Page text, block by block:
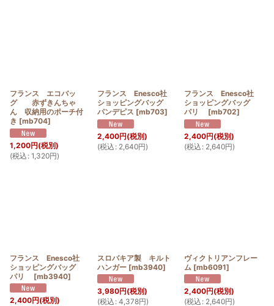
フランス エコバッ
グ 赤ずきんちゃ
ん 収納用のポーチ付
き [mb704]
1,200円(税別)
(税込 : 1,320円)
フランス Enesco社
ショッピングバッグ
パンデピス [mb703]
2,400円(税別)
(税込 : 2,640円)
フランス Enesco社
ショッピングバッグ
パリ
[mb702]
2,400円(税別)
(税込 : 2,640円)
フランス Enesco社
ショッピングバッグ
パリ
[mb3940]
2,400円(税別)
スロバキア製 キルト
ハンガー [mb3940]
3,980円(税別)
(税込 : 4,378円)
ヴィクトリアンフレー
ム [mb6091]
2,400円(税別)
(税込 : 2,640円)